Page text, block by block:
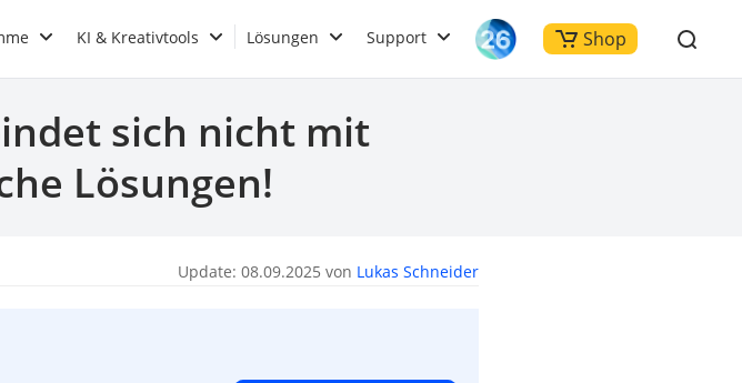
KI & Kreativtools Lösungen Support Shop
sich nicht mit
Lösungen!
Update: 08.09.2025 von Lukas Schneider